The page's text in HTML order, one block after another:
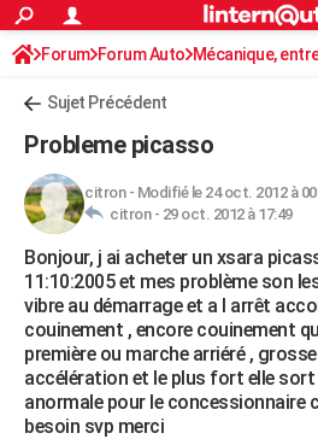
ACTUALITÉS
Politique
Société
Faits Divers
Education
Monde
Villes
+
FINANCE
Retraite
Impôts
Epargne
Immobilier
Risques naturels par ville
Banque
Assurance
Crédit
AUTO
Essais
Réserver un essai
Citadines
Berlines
SUV
Forum auto
+HIGH-TECH
Mobiles
Meilleur smartphone
Internet
Ordinateurs
Jeux vidéo
Guide high-tech
+BRICOLAGE
Forum
Aménagement intérieur
Extérieur
Cuisine
Salle de bains
Jardinage
Rangement
WEEK-END
Guides de France
Escapades
Patrimoine
Expositions
Musées
Week-end nature
+LIFESTYLE
S'inscrire
Connexion
Forum Forum Auto Mécanique,
Sujet Précédent
Probleme picasso
citron- Modifié le 24 oct. 2012 à
citron - 29 oct. 2012 à 17:49
Bonjour, j ai acheter un xsara
11:10:2005 et mes problème son
vibre au démarrage et a l arrêt
couinement , encore couinement
première ou marche arriéré ,
accélération et le plus fort elle sort
anormale pour le concessionnaire
besoin svp merci